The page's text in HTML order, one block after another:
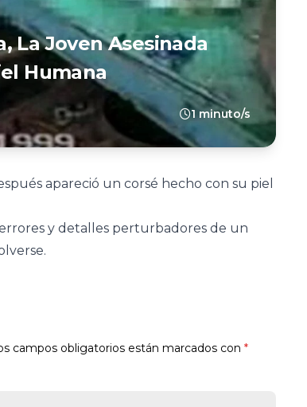
La Joven Asesinada
Humana
1 minuto/s
apareció un corsé hecho con su piel
y detalles perturbadores de un
campos obligatorios están marcados con *